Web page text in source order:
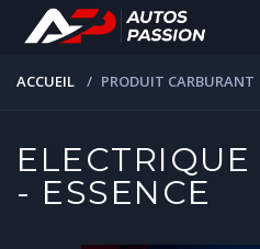
ACCUEIL PRODUIT CARBURANT
ELECTRIQUE
- ESSENCE